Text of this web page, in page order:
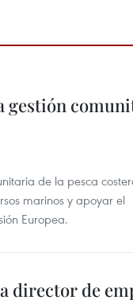
gestión
de la pesca
marinos y apoyar el
Europea.
director de